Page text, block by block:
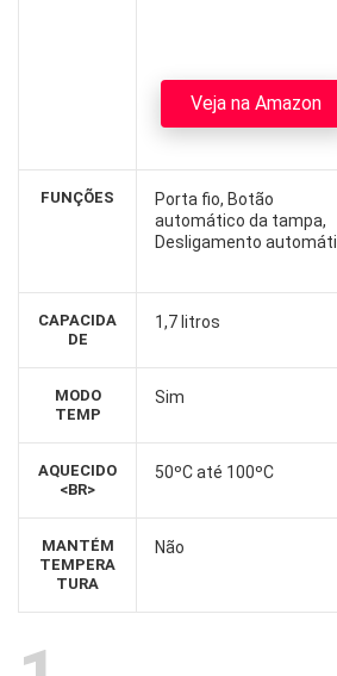
FUNÇÕES
CAPACIDA
DE
MODO
TEMP
AQUECIDO
<BR>
MANTÉM
TEMPERA
TURA
Veja na Amazon
Porta fio, Botão
automático da tampa,
Desligamento
1,7 litros
Sim
50ºC até 100ºC
Não